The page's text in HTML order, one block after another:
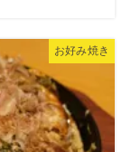
お好み焼き